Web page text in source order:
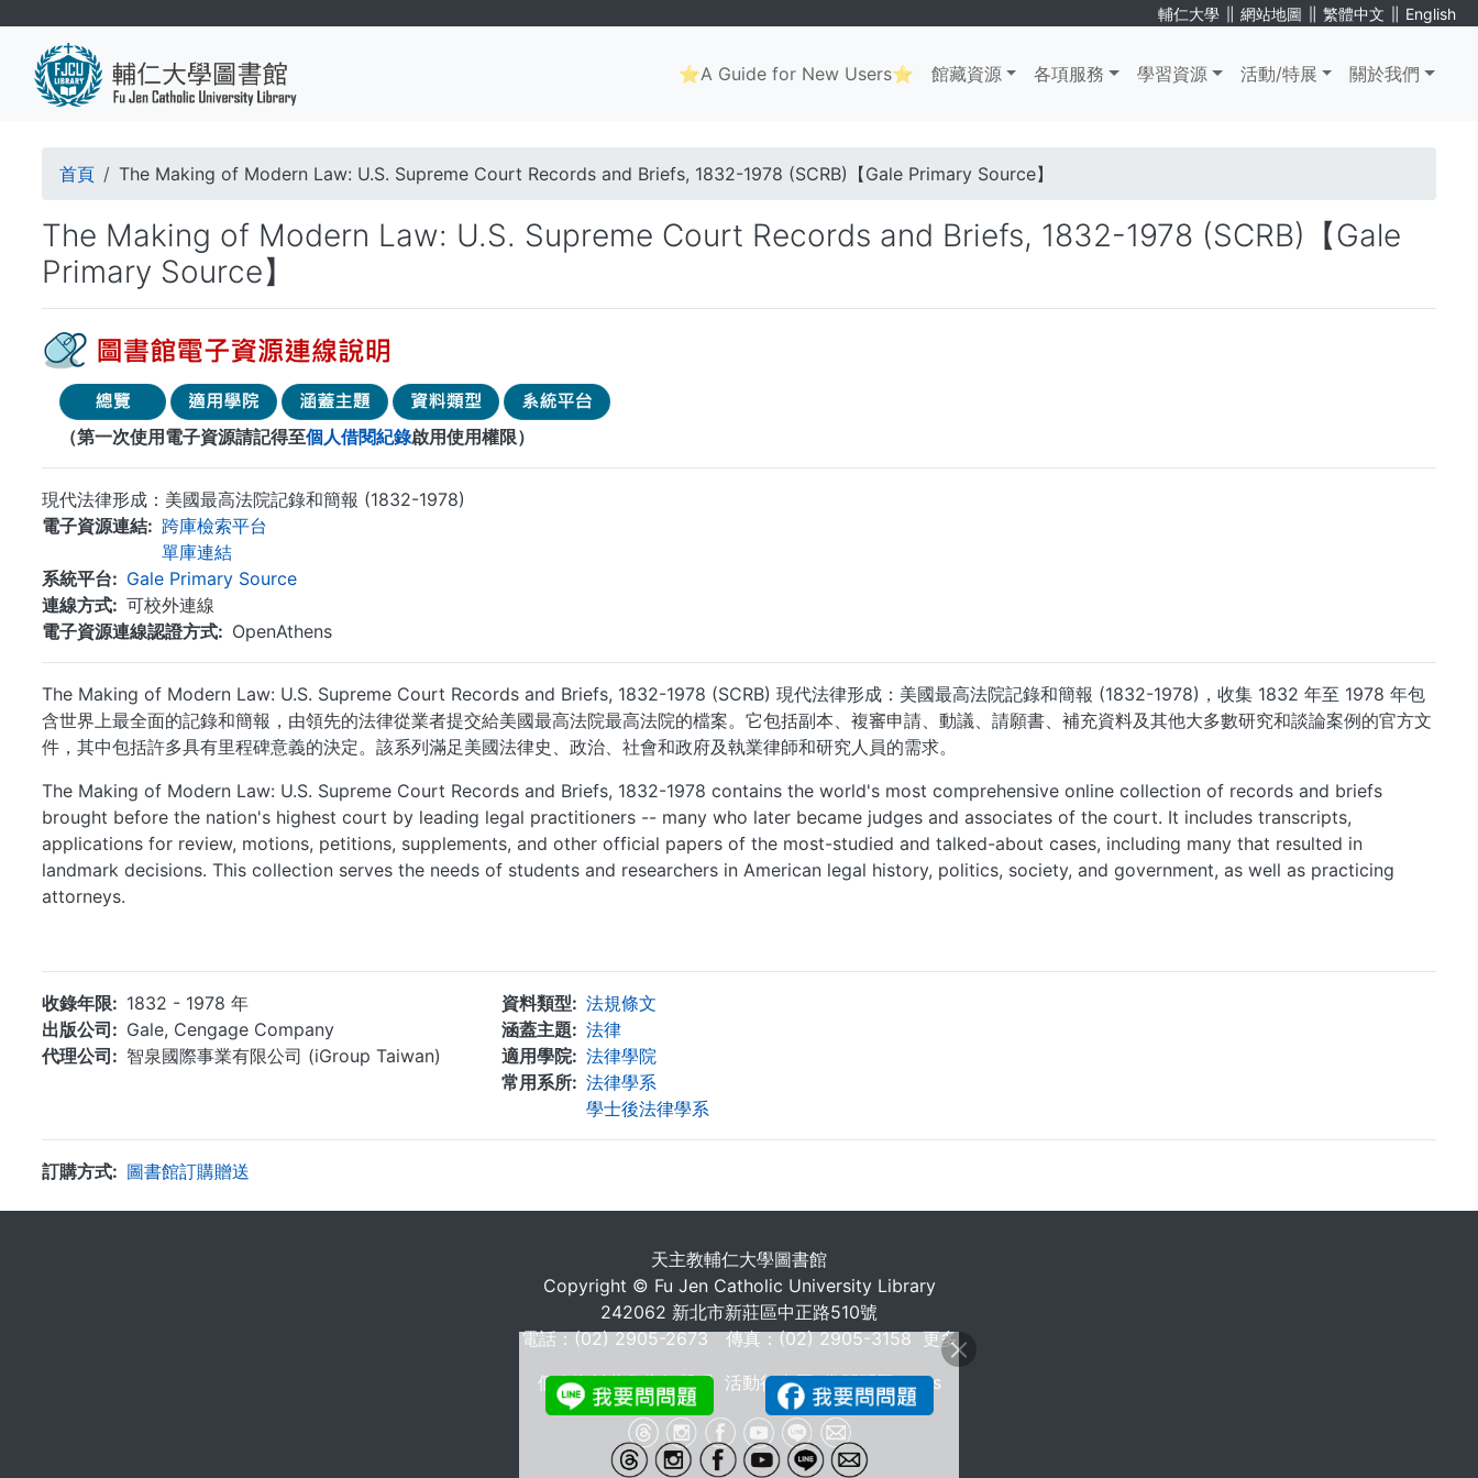
輔仁大學 ∥ 網站地圖 ∥ 繁體中文 ∥ English
Main
navigation
⭐A Guide for New Users⭐ 館藏資源 各項服務 學習資源 活動/特展 關於我們
導
連
結
首頁 The Making of Modern Law: U.S. Supreme Court Records and Briefs, 1832-1978 (SCRB)【Gale Primary Source】
The Making of Modern Law: U.S. Supreme Court Records and Briefs, 1832-1978 (SCRB)【Gale
Primary Source】
（第一次使用電子資源請記得至個人借閱紀錄啟用使用權限）
現代法律形成：美國最高法院記錄和簡報 (1832-1978)
電子資源連結
跨庫檢索平台
單庫連結
系統平台
Gale Primary Source
連線方式
可校外連線
電子資源連線認證方式
OpenAthens
The Making of Modern Law: U.S. Supreme Court Records and Briefs, 1832-1978 (SCRB) 現代法律形成：美國最高法院記錄和簡報 (1832-1978)，收集 1832 年至 1978 年包
含世界上最全面的記錄和簡報，由領先的法律從業者提交給美國最高法院最高法院的檔案。它包括副本、複審申請、動議、請願書、補充資料及其他大多數研究和談論案例的官方文
件，其中包括許多具有里程碑意義的決定。該系列滿足美國法律史、政治、社會和政府及執業律師和研究人員的需求。
The Making of Modern Law: U.S. Supreme Court Records and Briefs, 1832-1978 contains the world's most comprehensive online collection of records and briefs
brought before the nation's highest court by leading legal practitioners -- many who later became judges and associates of the court. It includes transcripts,
applications for review, motions, petitions, supplements, and other official papers of the most-studied and talked-about cases, including many that resulted in
landmark decisions. This collection serves the needs of students and researchers in American legal history, politics, society, and government, as well as practicing
attorneys.
收錄年限
1832 - 1978 年
出版公司
Gale, Cengage Company
代理公司
智泉國際事業有限公司 (iGroup Taiwan)
資料類型
法規條文
涵蓋主題
法律
適用學院
法律學院
常用系所
法律學系
學士後法律學系
訂購方式
圖書館訂購贈送
天主教輔仁大學圖書館
Copyright © Fu Jen Catholic University Library
242062 新北市新莊區中正路510號
電話：(02) 2905-2673 傳真：(02) 2905-3158更多
個人資料蒐集告知聲明 活動行事曆 常問問題 FAQs